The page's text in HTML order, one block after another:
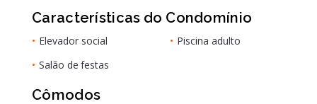
Características do Condomínio
• Elevador social • Piscina adulto
• Salão de festas
Cômodos